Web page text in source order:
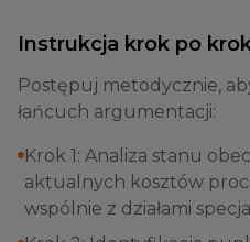
Instrukcja krok po
Postępuj metodycznie,
łańcuch argumentacji:
Krok 1: Analiza stanu
aktualnych kosztów
wspólnie z działami